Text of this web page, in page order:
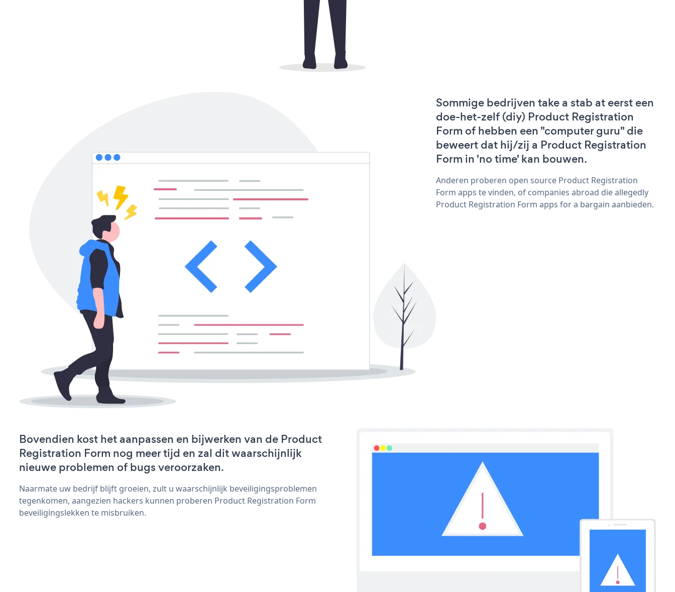
Sommige bedrijven take a stab at eerst een
doe-het-zelf (diy) Product Registration
Form of hebben een "computer guru" die
beweert dat hij/zij a Product Registration
Form in 'no time' kan bouwen.
Anderen proberen open source Product Registration
Form apps te vinden, of companies abroad die allegedly
Product Registration Form apps for a bargain aanbieden.
Bovendien kost het aanpassen en bijwerken van de Product
Registration Form nog meer tijd en zal dit waarschijnlijk
nieuwe problemen of bugs veroorzaken.
Naarmate uw bedrijf blijft groeien, zult u waarschijnlijk beveiligingsproblemen
tegenkomen, aangezien hackers kunnen proberen Product Registration Form
beveiligingslekken te misbruiken.